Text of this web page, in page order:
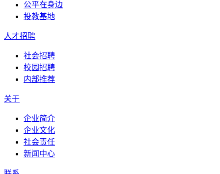
公平在身边
投教基地
人才招聘
社会招聘
校园招聘
内部推荐
关于
企业简介
企业文化
社会责任
新闻中心